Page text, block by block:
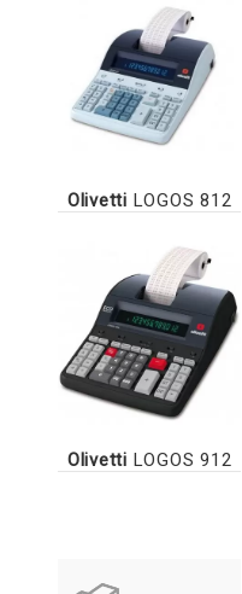
Olivetti LOGOS 812
Olivetti LOGOS 912